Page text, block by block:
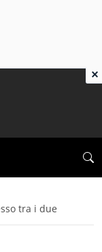
tra i due
×